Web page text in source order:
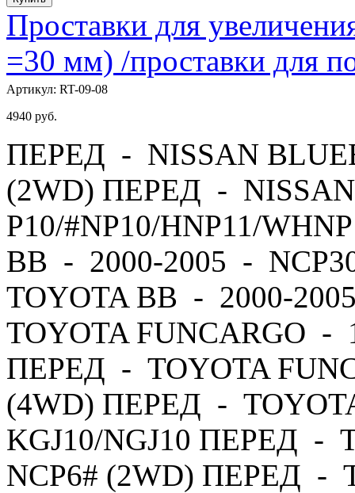
Проставки для
=30 мм) /проставки для
Артикул: RT-09-08
4940 руб.
ПЕРЕД - NISSAN
(2WD) ПЕРЕД -
P10/#NP10/HNP11/
BB - 2000-2005 -
TOYOTA BB - 2000-
TOYOTA FUNCARGO -
ПЕРЕД - TOYOTA
(4WD) ПЕРЕД -
KGJ10/NGJ10 ПЕРЕД -
NCP6# (2WD) ПЕРЕД -